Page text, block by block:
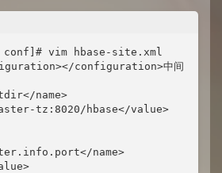
conf]# vim hbase-site.xml
configuration>中间
name>
tz:8020/hbase</value>
name>